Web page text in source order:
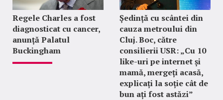
Regele Charles a fost
diagnosticat cu cancer,
anunță Palatul
Buckingham
Ședință cu scântei din
cauza metroului din
Cluj. Boc, către
consilierii USR: „Cu 10
like-uri pe internet și
mamă, mergeți acasă,
explicați la soție cât de
bun ați fost astăzi”